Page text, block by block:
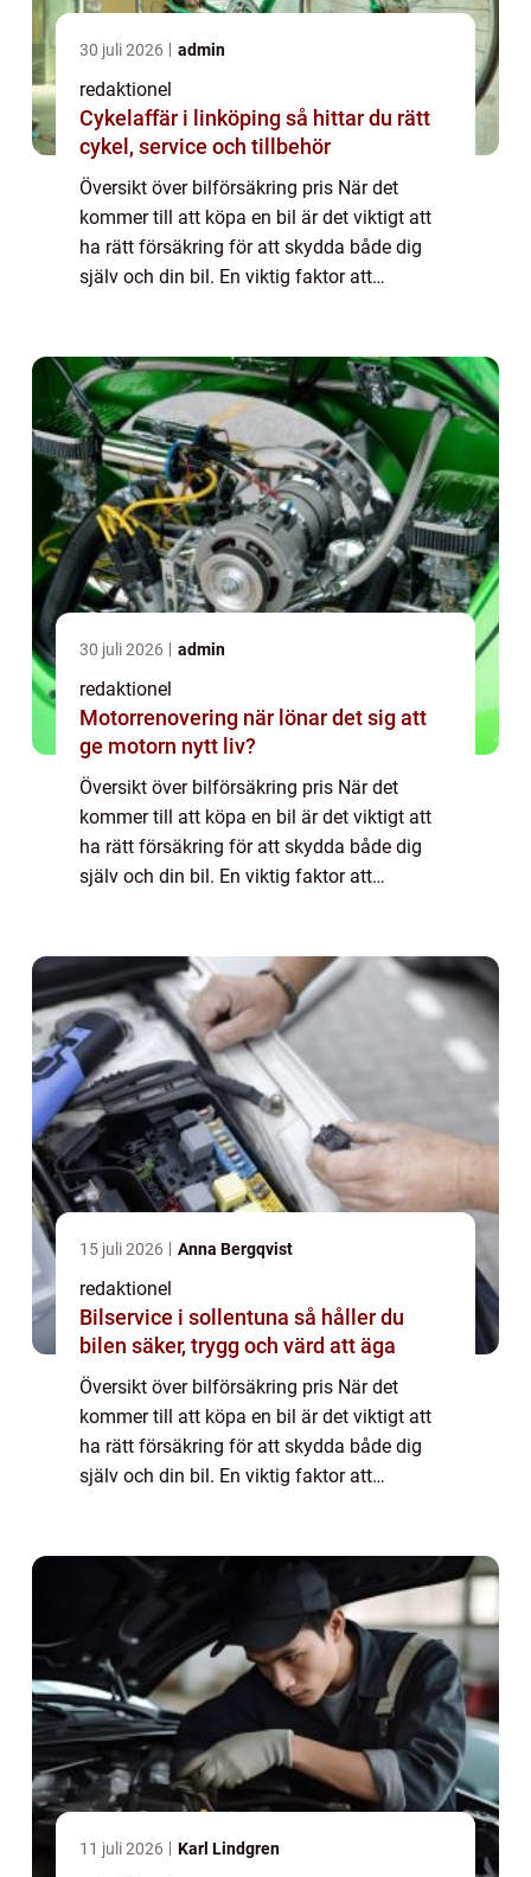
30 juli 2026 admin
redaktionel
Cykelaffär i linköping så hittar du rätt
cykel, service och tillbehör
Översikt över bilförsäkring pris När det
kommer till att köpa en bil är det viktigt att
ha rätt försäkring för att skydda både dig
själv och din bil. En viktig faktor att
30 juli 2026 admin
redaktionel
Motorrenovering när lönar det sig att
ge motorn nytt liv?
Översikt över bilförsäkring pris När det
kommer till att köpa en bil är det viktigt att
ha rätt försäkring för att skydda både dig
själv och din bil. En viktig faktor att
15 juli 2026 Anna Bergqvist
redaktionel
Bilservice i sollentuna så håller du
bilen säker, trygg och värd att äga
Översikt över bilförsäkring pris När det
kommer till att köpa en bil är det viktigt att
ha rätt försäkring för att skydda både dig
själv och din bil. En viktig faktor att
11 juli 2026 Karl Lindgren